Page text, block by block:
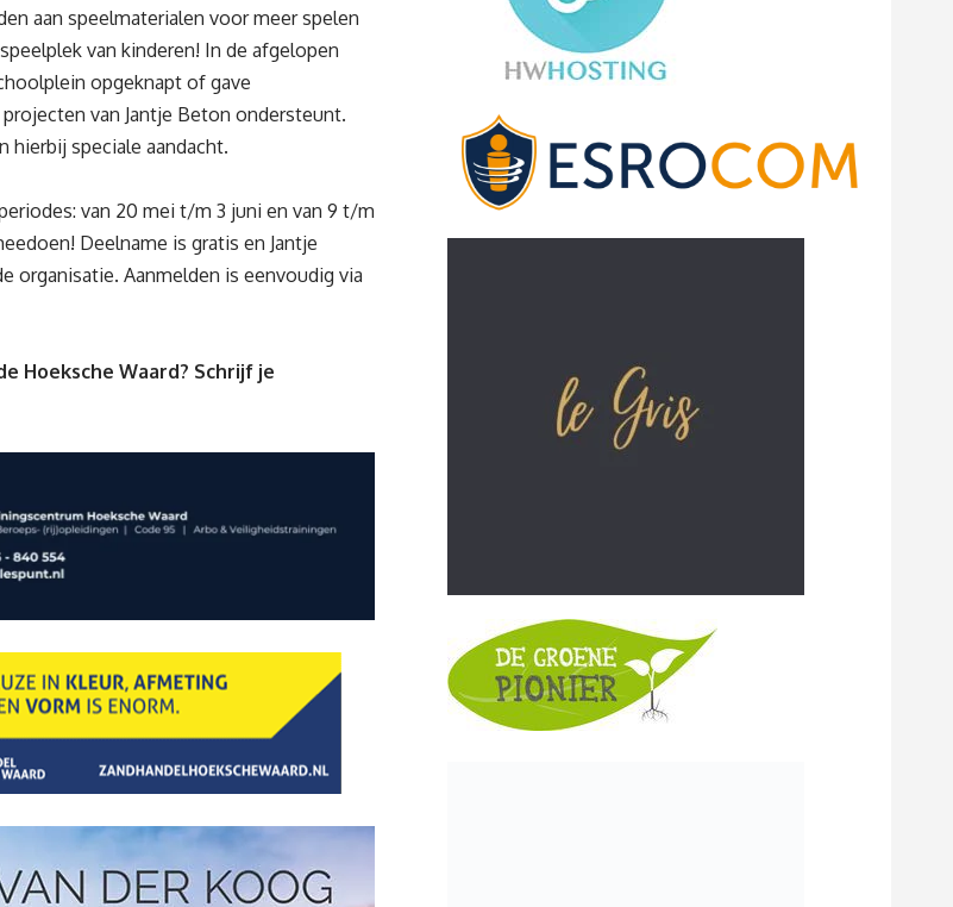
aan speelmaterialen voor meer spelen
van kinderen! In de afgelopen
opgeknapt of gave
van Jantje Beton ondersteunt.
hierbij speciale aandacht.
van 20 mei t/m 3 juni en van 9 t/m
Deelname is gratis en Jantje
organisatie. Aanmelden is eenvoudig via
Hoeksche Waard? Schrijf je